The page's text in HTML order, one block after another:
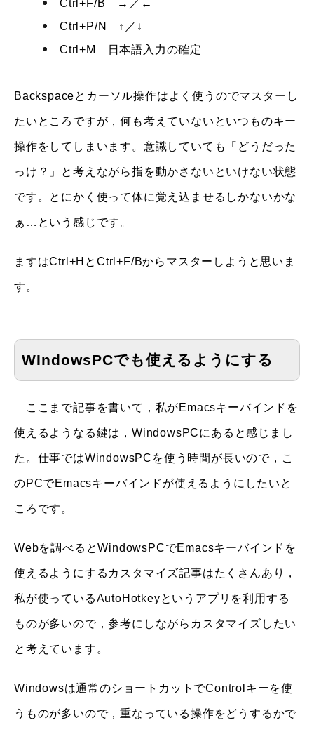
Ctrl+F/B →／←
Ctrl+P/N ↑／↓
Ctrl+M 日本語入力の確定
Backspaceとカーソル操作はよく使うのでマスターし
たいところですが，何も考えていないといつものキー
操作をしてしまいます。意識していても「どうだった
っけ？」と考えながら指を動かさないといけない状態
です。とにかく使って体に覚え込ませるしかないかな
ぁ…という感じです。
ますはCtrl+HとCtrl+F/Bからマスターしようと思いま
す。
WIndowsPCでも使えるようにする
ここまで記事を書いて，私がEmacsキーバインドを
使えるようなる鍵は，WindowsPCにあると感じまし
た。仕事ではWindowsPCを使う時間が長いので，こ
のPCでEmacsキーバインドが使えるようにしたいと
ころです。
Webを調べるとWindowsPCでEmacsキーバインドを
使えるようにするカスタマイズ記事はたくさんあり，
私が使っているAutoHotkeyというアプリを利用する
ものが多いので，参考にしながらカスタマイズしたい
と考えています。
Windowsは通常のショートカットでControlキーを使
うものが多いので，重なっている操作をどうするかで